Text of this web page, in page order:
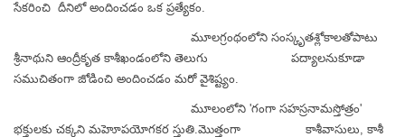
సేకరించి దీనిలో అందించడం ఒక ప్రత్యేకం.
మూలగ్రంథంలోని సంస్కృతశ్లోకాలతోపాటు
శ్రీనాథుని ఆంద్రీకృత కాశీఖండంలోని తెలుగు పద్యాలనుకూడా
సముచితంగా జోడించి అందించడం మరో వైశిష్ట్యం.
మూలంలోని 'గంగా సహస్రనామస్తోత్రం'
భక్తులకు చక్కని మహెూపయోగకర స్తుతి.మొత్తంగా కాశీవాసులు, కాశీ